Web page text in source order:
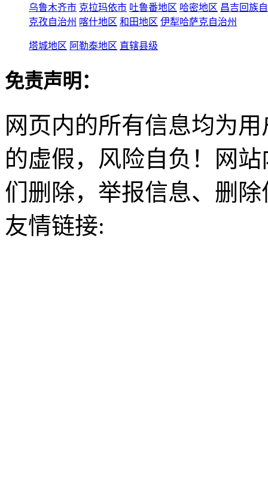
乌鲁木齐市 克拉玛依市 吐鲁番地区 哈密地区 昌吉回族
克孜自治州 喀什地区 和田地区 伊犁哈萨克自治州
塔城地区 阿勒泰地区 直辖县级
免责声明：
网页内的所有信息均为
的虚假，风险自负！网
们删除，举报信息、删
友情链接: